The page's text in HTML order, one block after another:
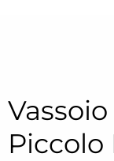
Piccolo